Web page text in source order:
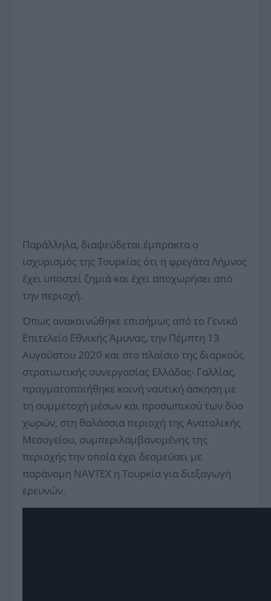
Παράλληλα, διαψεύδεται έμπρακτα ο
ισχυρισμός της Τουρκίας ότι η φρεγάτα Λήμνος
έχει υποστεί ζημιά και έχει αποχωρήσει από
την περιοχή.
Όπως ανακοινώθηκε επισήμως από το Γενικό
Επιτελείο Εθνικής Άμυνας, την Πέμπτη 13
Αυγούστου 2020 και στο πλαίσιο της διαρκούς
στρατιωτικής συνεργασίας Ελλάδας- Γαλλίας,
πραγματοποιήθηκε κοινή ναυτική άσκηση με
τη συμμετοχή μέσων και προσωπικού των δύο
χωρών, στη θαλάσσια περιοχή της Ανατολικής
Μεσογείου, συμπεριλαμβανομένης της
περιοχής την οποία έχει δεσμεύσει με
παράνομη NAVTEX η Τουρκία για διεξαγωγή
ερευνών.